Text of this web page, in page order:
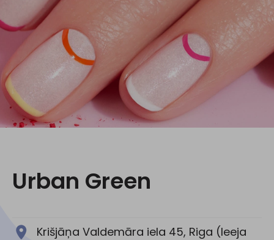
Urban Green
Krišjāņa Valdemāra iela 45, Riga (Ieeja
Español
По-русски
Sociālie tīkli: